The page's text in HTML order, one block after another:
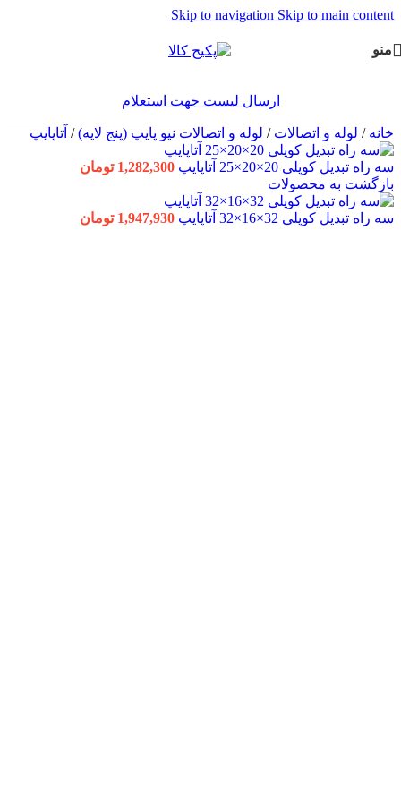
Skip to navigation Skip to main content
منو
ارسال لیست جهت استعلام
خانه/ لوله و اتصالات/ لوله و اتصالات نیو پایپ (پنج لایه)/ آتاپایپ
سه راه تبدیل کوپلی 20×20×25 آتاپایپ 1,282,300 تومان
بازگشت به محصولات
سه راه تبدیل کوپلی 32×16×32 آتاپایپ 1,947,930 تومان